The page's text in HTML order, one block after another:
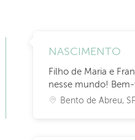
NASCIMENTO
Filho de Maria e
nesse mundo!
Bento de Abreu,